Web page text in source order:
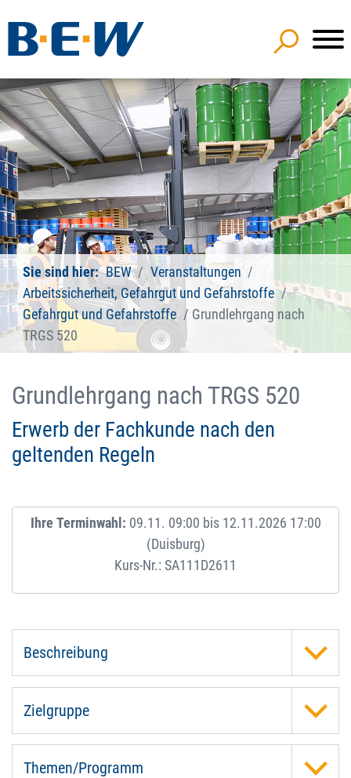
Sie sind hier: BEW
Veranstaltungen
Arbeitssicherheit, Gefahrgut und Gefahrstoffe
Gefahrgut und Gefahrstoffe
Grundlehrgang nach
TRGS 520
Grundlehrgang nach TRGS 520
Erwerb der Fachkunde nach den
geltenden Regeln
Ihre Terminwahl: 09.11. 09:00 bis 12.11.2026 17:00
(Duisburg)
Kurs-Nr.: SA111D2611
Beschreibung
Zielgruppe
Themen/Programm